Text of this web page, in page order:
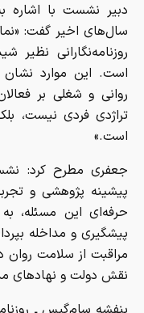
دبیر نشست با اشاره
سال‌های اخیر گفت:
روزنامه‌نگارانی نظیر
است. این موارد
روانی و شغلی بر
تراژدی فردی نیست،
است.»
جعفری مطرح کرد:
پیشینه پژوهشی و
حرفه‌ای این مسئله،
پیشگیری و مداخله
مراقبت از سلامت روان
نقش دولت و نهادهای